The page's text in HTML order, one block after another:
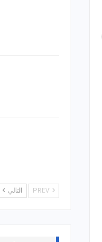
التالي